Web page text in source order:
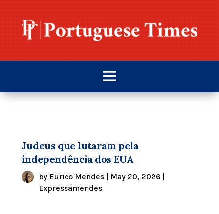
Judeus que lutaram pela
independência dos EUA
by Eurico Mendes| May 20, 2026|
Expressamendes